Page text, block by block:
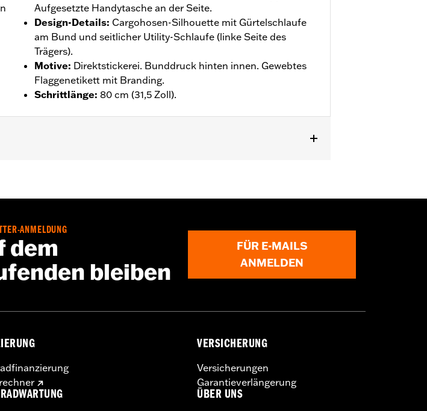
Aufgesetzte Handytasche an der Seite.
Design-Details: Cargohosen-Silhouette mit Gürtelschlaufe
am Bund und seitlicher Utility-Schlaufe (linke Seite des
Trägers).
Motive: Direktstickerei. Bunddruck hinten innen. Gewebtes
Flaggenetikett mit Branding.
Schrittlänge: 80 cm (31,5 Zoll).
ANMELDUNG
dem
bleiben
FÜR E-MAILS
ANMELDEN
VERSICHERUNG
Versicherungen
Garantieverlängerung
ÜBER UNS